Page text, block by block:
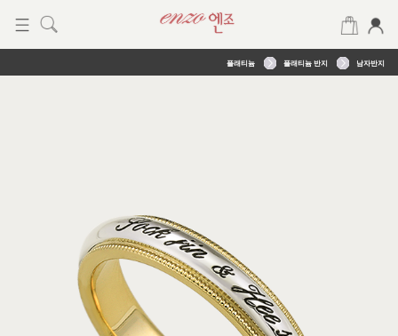
플래티늄 플래티늄 반지 남자반지